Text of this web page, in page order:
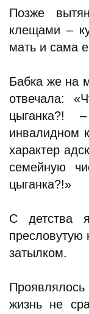
Позже
клещами –
мать и сама
Бабка же на
отвечала:
инвалидном
характер
семейную
цыганка?!»
С детства
пресловутую
затылком.
жизнь не